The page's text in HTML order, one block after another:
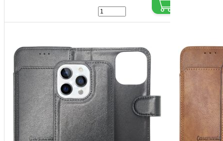
Samsung
A17
-
Luipaard
Print-
Bookcase
print
aantal